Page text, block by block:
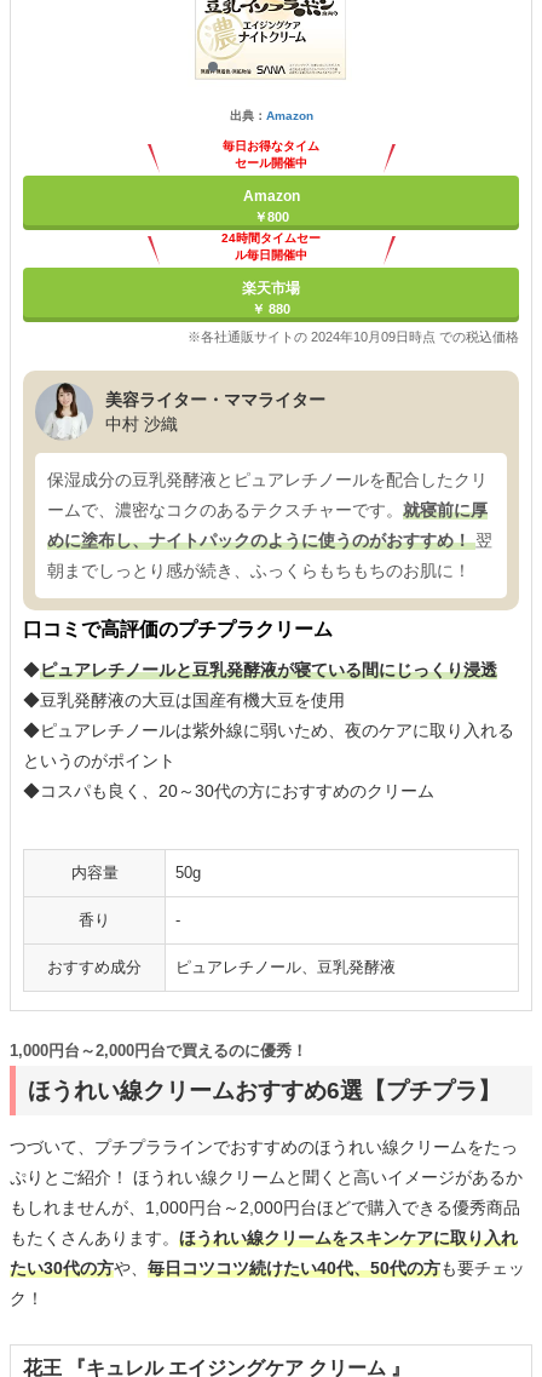
出典： Amazon
毎日お得なタイム
セール開催中
Amazon
￥800
24時間タイムセー
ル毎日開催中
楽天市場
￥ 880
※各社通販サイトの 2024年10月09日時点 での税込価格
美容ライター・ママライター
中村 沙織
保湿成分の豆乳発酵液とピュアレチノールを配合したクリ
ームで、濃密なコクのあるテクスチャーです。 就寝前に厚
めに塗布し、ナイトパックのように使うのがおすすめ！翌
朝までしっとり感が続き、ふっくらもちもちのお肌に！
口コミで高評価のプチプラクリーム
◆ピュアレチノールと豆乳発酵液が寝ている間にじっくり浸透
◆豆乳発酵液の大豆は国産有機大豆を使用
◆ピュアレチノールは紫外線に弱いため、夜のケアに取り入れる
というのがポイント
◆コスパも良く、20～30代の方におすすめのクリーム
内容量 50g
香り -
おすすめ成分 ピュアレチノール、豆乳発酵液
ほうれい線クリームおすすめ6選【プチプラ】
1,000円台～2,000円台で買えるのに優秀！
つづいて、プチプララインでおすすめのほうれい線クリームをたっ
ぷりとご紹介！ ほうれい線クリームと聞くと高いイメージがあるか
もしれませんが、1,000円台～2,000円台ほどで購入できる優秀商品
もたくさんあります。 ほうれい線クリームをスキンケアに取り入れ
たい30代の方や、 毎日コツコツ続けたい40代、50代の方も要チェッ
ク！
花王 『キュレル エイジングケア クリーム 』